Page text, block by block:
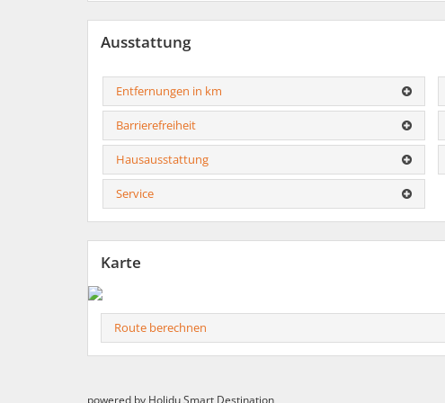
Ausstattung
Entfernungen in km
Barrierefreiheit
Hausausstattung
Service
Karte
Route berechnen
powered by Holidu Smart Destination